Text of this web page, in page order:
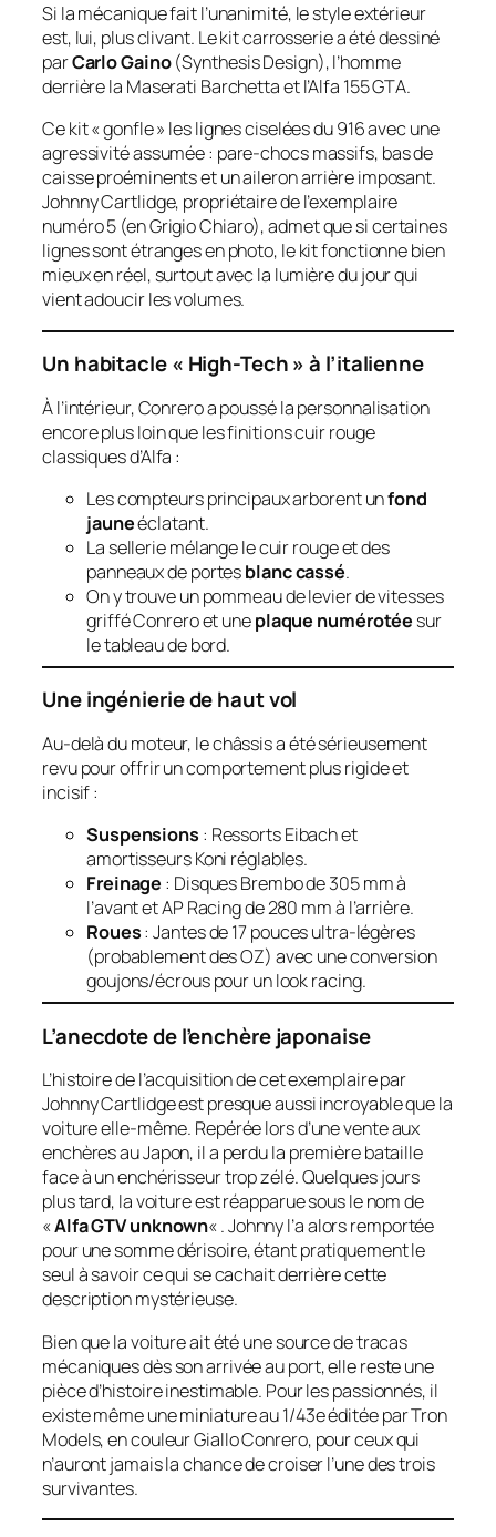
Si la mécanique fait l’unanimité, le style extérieur
est, lui, plus clivant. Le kit carrosserie a été dessiné
parCarlo Gaino(Synthesis Design), l’homme
derrière la Maserati Barchetta et l’Alfa 155 GTA.
Ce kit « gonfle » les lignes ciselées du 916 avec une
agressivité assumée : pare-chocs massifs, bas de
caisse proéminents et un aileron arrière imposant.
Johnny Cartlidge, propriétaire de l’exemplaire
numéro 5 (enGrigio Chiaro), admet que si certaines
lignes sont étranges en photo, le kit fonctionne bien
mieux en réel, surtout avec la lumière du jour qui
vient adoucir les volumes.
Un habitacle « High-Tech » à l’italienne
À l’intérieur, Conrero a poussé la personnalisation
encore plus loin que les finitions cuir rouge
classiques d’Alfa :
Les compteurs principaux arborent unfond
jauneéclatant.
La sellerie mélange le cuir rouge et des
panneaux de portesblanc cassé.
On y trouve un pommeau de levier de vitesses
griffé Conrero et uneplaque numérotée sur
le tableau de bord.
Une ingénierie de haut vol
Au-delà du moteur, le châssis a été sérieusement
revu pour offrir un comportement plus rigide et
incisif :
Suspensions : Ressorts Eibach et
amortisseurs Koni réglables.
Freinage : Disques Brembo de 305 mm à
l’avant et AP Racing de 280 mm à l’arrière.
Roues: Jantes de 17 pouces ultra-légères
(probablement des OZ) avec une conversion
goujons/écrous pour un look racing.
L’anecdote de l’enchère japonaise
L’histoire de l’acquisition de cet exemplaire par
Johnny Cartlidge est presque aussi incroyable que la
voiture elle-même. Repérée lors d’une vente aux
enchères au Japon, il a perdu la première bataille
face à un enchérisseur trop zélé. Quelques jours
plus tard, la voiture est réapparue sous le nom de
«Alfa GTV unknown« . Johnny l’a alors remportée
pour une somme dérisoire, étant pratiquement le
seul à savoir ce qui se cachait derrière cette
description mystérieuse.
Bien que la voiture ait été une source de tracas
mécaniques dès son arrivée au port, elle reste une
pièce d’histoire inestimable. Pour les passionnés, il
existe même une miniature au 1/43e éditée parTron
Models, en couleurGiallo Conrero, pour ceux qui
n’auront jamais la chance de croiser l’une des trois
survivantes.